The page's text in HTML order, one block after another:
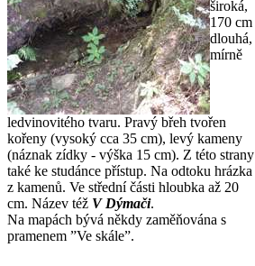
široká,
170 cm
dlouhá,
mírně
ledvinovitého tvaru. Pravý břeh tvořen
kořeny (vysoký cca 35 cm), levý kameny
(náznak zídky - výška 15 cm). Z této strany
také ke studánce přístup. Na odtoku hrázka
z kamenů. Ve střední části hloubka až 20
cm. Název též V Dýmači.
Na mapách bývá někdy zaměňována s
pramenem ”Ve skále”.